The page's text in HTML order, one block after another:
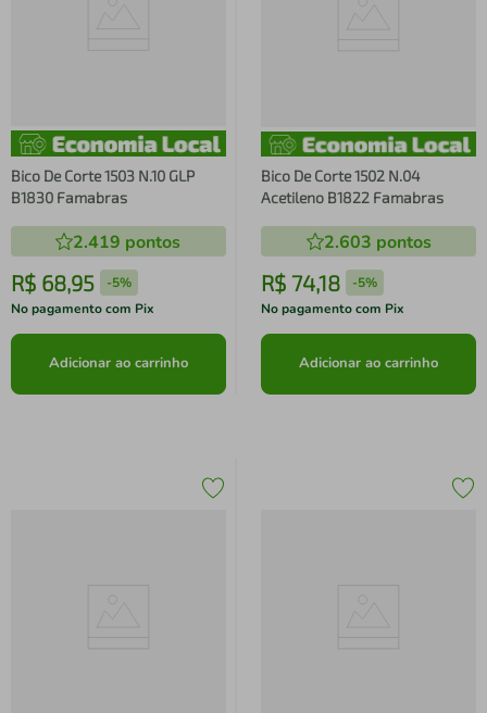
Bico De Corte 1503 N.10 GLP
B1830 Famabras
2.419 pontos
R$ 68,95 -5%
No pagamento com Pix
Adicionar ao carrinho
Bico De Corte 1502 N.04
Acetileno B1822 Famabras
2.603 pontos
R$ 74,18 -5%
No pagamento com Pix
Adicionar ao carrinho